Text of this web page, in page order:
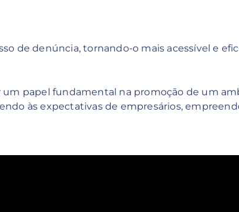
de denúncia, tornando-o mais acessível e
papel fundamental na promoção de um
às expectativas de empresários,